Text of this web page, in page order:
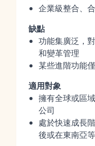
企業級整合、
缺點
功能集廣泛，
和變革管理
某些進階功能
適用對象
擁有全球或區
公司
處於快速成長
後或在東南亞